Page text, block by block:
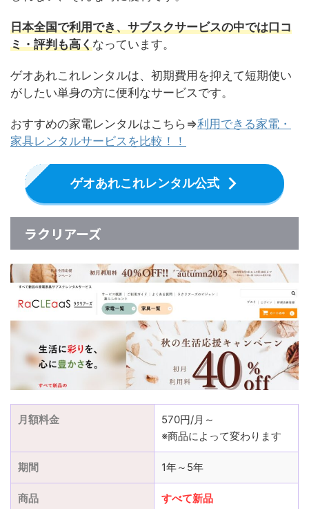
日本全国で利用でき、サブスクサービスの中では口コ
ミ・評判も高くなっています。
ゲオあれこれレンタルは、初期費用を抑えて短期使い
がしたい単身の方に便利なサービスです。
おすすめの家電レンタルはこちら⇒利用できる家電・
家具レンタルサービスを比較！！
ゲオあれこれレンタル公式
ラクリアーズ
月額料金
570円/月～
※商品によって変わります
期間 1年～5年
商品 すべて新品